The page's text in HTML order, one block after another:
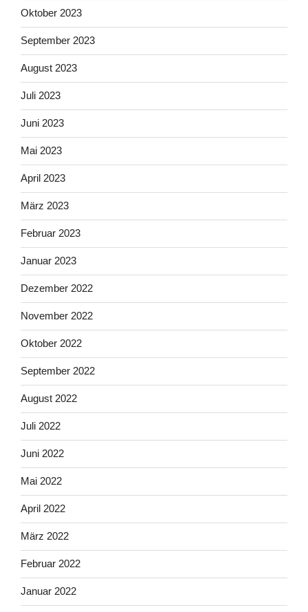
Oktober 2023
September 2023
August 2023
Juli 2023
Juni 2023
Mai 2023
April 2023
März 2023
Februar 2023
Januar 2023
Dezember 2022
November 2022
Oktober 2022
September 2022
August 2022
Juli 2022
Juni 2022
Mai 2022
April 2022
März 2022
Februar 2022
Januar 2022